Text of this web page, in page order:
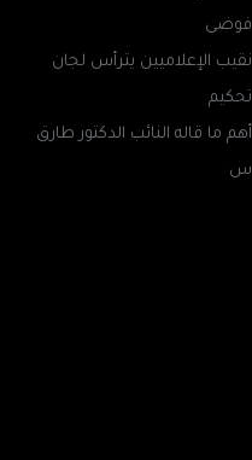
فوضى
نقيب الإعلاميين يترأس لجان
تحكيم
أهم ما قاله النائب الدكتور طارق
س